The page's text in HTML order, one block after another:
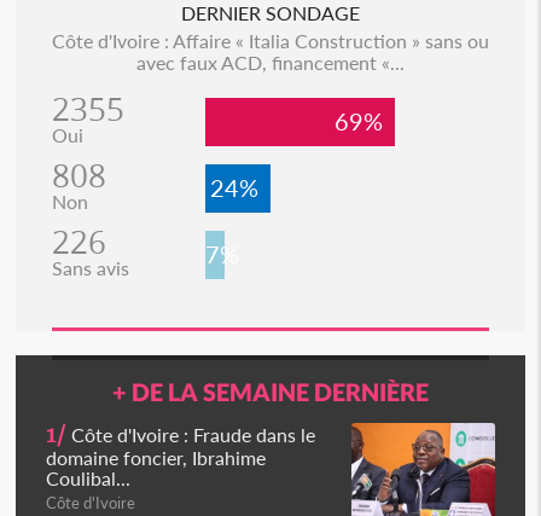
DERNIER SONDAGE
Côte d'Ivoire : Affaire « Italia Construction » sans ou
avec faux ACD, financement «...
2355
Oui 69%
808
Non 24%
226
Sans avis 7%
+ DE LA SEMAINE DERNIÈRE
1/ Côte d'Ivoire : Fraude dans le
domaine foncier, Ibrahime
Coulibal...
Côte d'Ivoire